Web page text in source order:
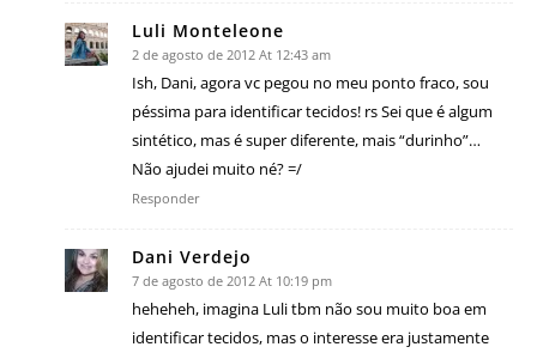
Luli Monteleone
2 de agosto de 2012 At 12:43 am
Ish, Dani, agora vc pegou no meu ponto fraco, sou
péssima para identificar tecidos! rs Sei que é algum
sintético, mas é super diferente, mais “durinho”…
Não ajudei muito né? =/
Responder
Dani Verdejo
7 de agosto de 2012 At 10:19 pm
heheheh, imagina Luli tbm não sou muito boa em
identificar tecidos, mas o interesse era justamente